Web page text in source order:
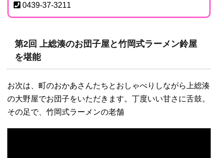
0439-37-3211
第2回 上総湊のお団子屋と竹岡式ラーメン鈴屋
を堪能
お次は、町のおかあさんたちとおしゃべりしながら上総湊
の大野屋でお団子をいただきます。丁度いい甘さに舌鼓。
その足で、竹岡式ラーメンの老舗